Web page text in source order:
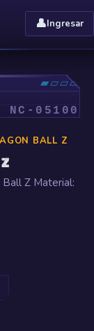
👤Ingresar
▰▱▱▱
⤢
NC- 05100
BALL Z
Z Material: